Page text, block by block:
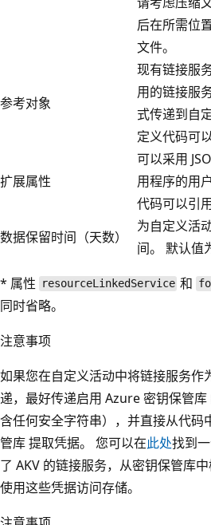
后在所需位
文件。
参考对象
现有链接服
用的链接服
式传递到自
定义代码可
扩展属性
可以采用
用程序的用
代码可以引
数据保留时间（天数）
为自定义活
间。 默认值
* 属性 resourceLinkedService 和
同时省略。
注意事项
如果您在自定义活动中将链接服务
递，最好传递启用 Azure 密钥保管
含任何安全字符串），并直接从代码
管库 提取凭据。 您可以在此处找到
了 AKV 的链接服务，从密钥保管库
使用这些凭据访问存储。